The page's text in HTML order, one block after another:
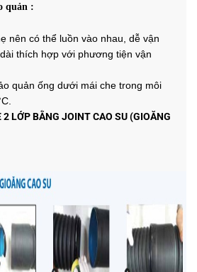
quản :
nên có thể luồn vào nhau, dễ vận
thích hợp với phương tiện vận
quản ống dưới mái che trong môi
2 LỚP BẰNG JOINT CAO SU (GIOĂNG